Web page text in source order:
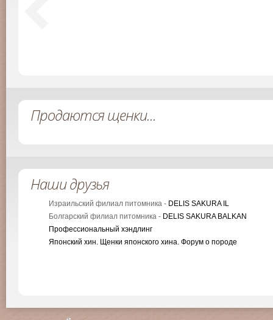
Продаются щенки...
Наши друзья
Израильский филиал питомника - DELIS SAKURA IL
Болгарский филиал питомника - DELIS SAKURA BALKAN
Профессиональный хэндлинг
Японский хин. Щенки японского хина. Форум о породе